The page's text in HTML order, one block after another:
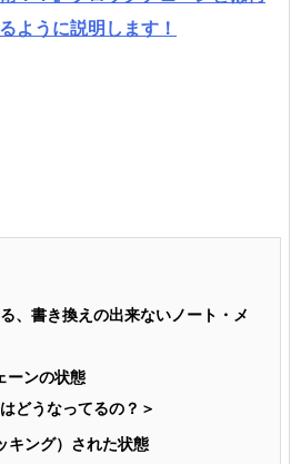
ように説明します！
、書き換えの出来ないノート・メ
ンの状態
どうなってるの？＞
ング）された状態